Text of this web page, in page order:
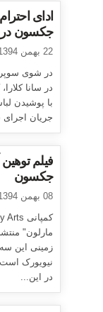
ادای
جکسون در
22 بهمن 1394
در شوی
در سانا
با پوشیدن
جریان اجرای
فیلم
جکسون
08 بهمن 1394
مارلون"
زمینی این سه
نیویورک
در این...